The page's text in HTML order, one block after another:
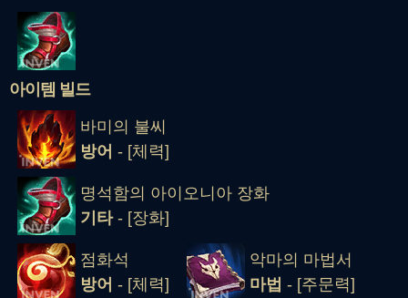
아이템 빌드
바미의 불씨
방어 - [체력]
명석함의 아이오니아 장화
기타- [장화]
점화석
방어 - [체력]
악마의 마법서
마법 - [주문력]